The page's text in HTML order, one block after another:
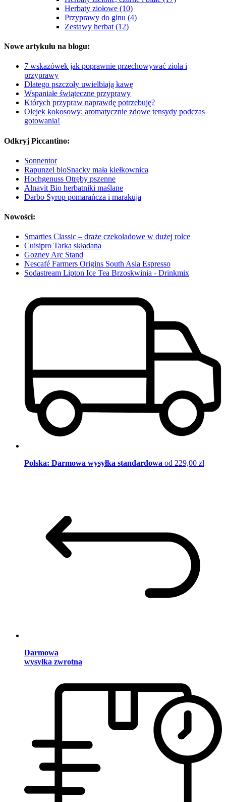
Herbaty ziołowe (10)
Przyprawy do ginu (4)
Zestawy herbat (12)
Nowe artykułu na blogu:
7 wskazówek jak poprawnie przechowywać zioła i
przyprawy
Dlatego pszczoły uwielbiają kawę
Wspaniałe świąteczne przyprawy
Których przypraw naprawdę potrzebuję?
Olejek kokosowy: aromatycznie zdowe tensydy podczas
gotowania!
Odkryj Piccantino:
Sonnentor
Rapunzel bioSnacky mała kiełkownica
Hochgenuss Otręby pszenne
Alnavit Bio herbatniki maślane
Darbo Syrop pomarańcza i marakuja
Nowości:
Smarties Classic – draże czekoladowe w dużej rolce
Cuisipro Tarka składana
Gozney Arc Stand
Nescafé Farmers Origins South Asia Espresso
Sodastream Lipton Ice Tea Brzoskwinia - Drinkmix
Polska: Darmowa wysyłka standardowa od 229,00 zł
Darmowa
wysyłka zwrotna